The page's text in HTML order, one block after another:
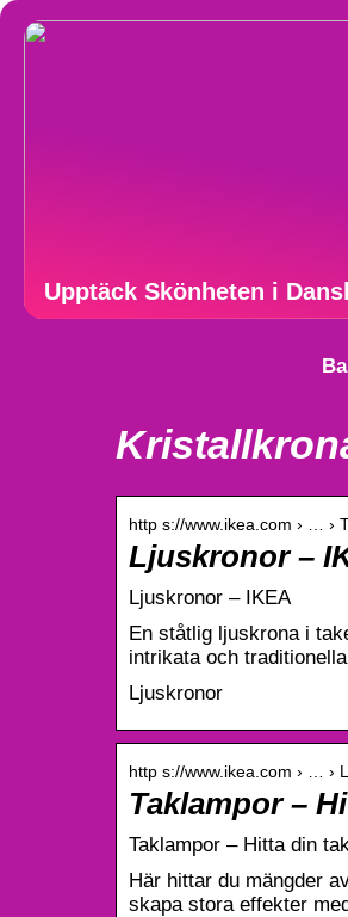
Upptäck Skönheten i
http s://www.ikea.com › … ›
Ljuskronor –
Ljuskronor – IKEA
En ståtlig ljuskrona i
intrikata och
Ljuskronor
http s://www.ikea.com › … ›
Taklampor –
Taklampor – Hitta din
Här hittar du mängder
skapa stora effekter